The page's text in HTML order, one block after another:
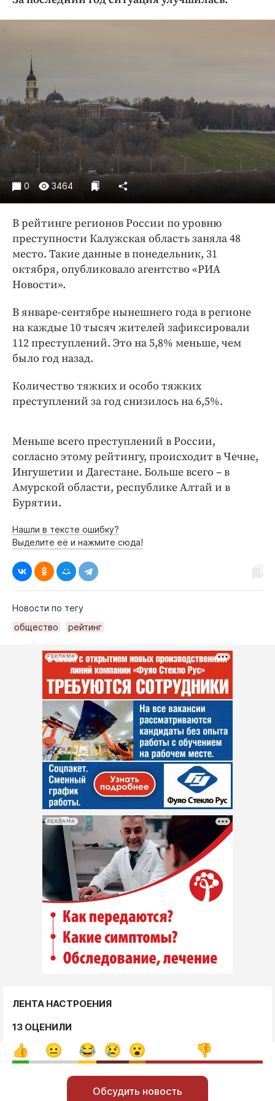
Криминал
Погода
Праздники
Происшествия
Спорт
Экономика и бизнес
Блоги
Издания
Медиаперсона
Интересное чтиво
Бренд года
Работодатель года
0 3464
В рейтинге регионов России по уровню
преступности Калужская область заняла 48
место. Такие данные в понедельник, 31
октября, опубликовало агентство «РИА
Новости».
В январе-сентябре нынешнего года в регионе
на каждые 10 тысяч жителей зафиксировали
112 преступлений. Это на 5,8% меньше, чем
было год назад.
Количество тяжких и особо тяжких
преступлений за год снизилось на 6,5%.
Меньше всего преступлений в России,
согласно этому рейтингу, происходит в Чечне,
Ингушетии и Дагестане. Больше всего – в
Амурской области, республике Алтай и в
Бурятии.
Нашли в тексте ошибку?
Выделите её и нажмите сюда!
Новости по тегу
общество
рейтинг
РЕКЛАМА
РЕКЛАМА
ЛЕНТА НАСТРОЕНИЯ
13 ОЦЕНИЛИ
Обсудить новость